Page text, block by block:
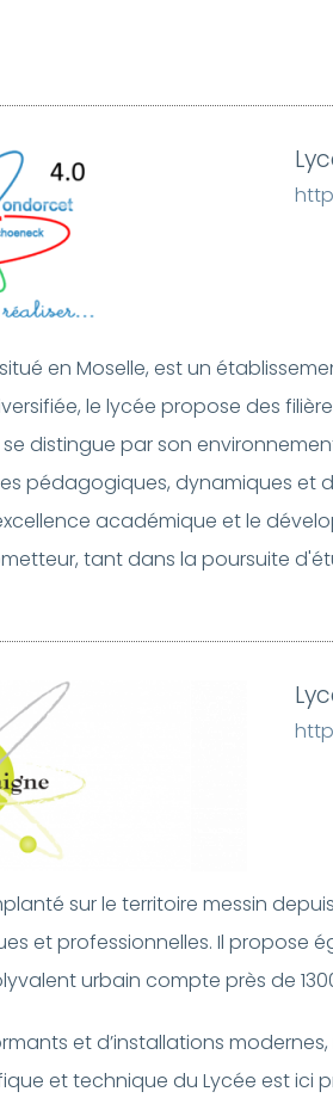
en Moselle, est un
le lycée propose des
distingue par son
pédagogiques, dynamiques
académique et le
tant dans la poursuite
sur le territoire messin
et professionnelles. Il
urbain compte près de
et d’installations
et technique du Lycée est